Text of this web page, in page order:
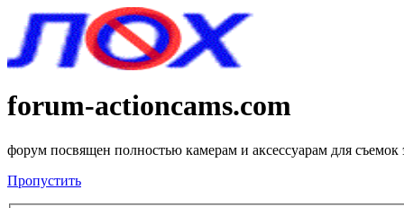
forum-actioncams.com
форум посвящен полностью камерам и аксессуарам для съемок
Пропустить